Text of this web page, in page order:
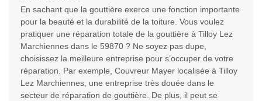
En sachant que la gouttière exerce une fonction importante
pour la beauté et la durabilité de la toiture. Vous voulez
pratiquer une réparation totale de la gouttière à Tilloy Lez
Marchiennes dans le 59870 ? Ne soyez pas dupe,
choisissez la meilleure entreprise pour s’occuper de votre
réparation. Par exemple, Couvreur Mayer localisée à Tilloy
Lez Marchiennes, une entreprise très douée dans le
secteur de réparation de gouttière. De plus, il peut se